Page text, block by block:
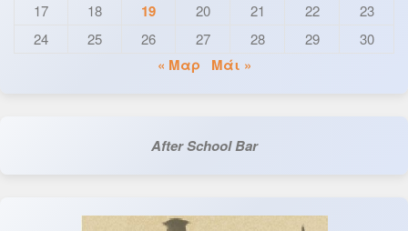
17
18 19 20 21 22
23
24
25 26 27 28 29 30
« Μαρ Μάι »
After School Bar